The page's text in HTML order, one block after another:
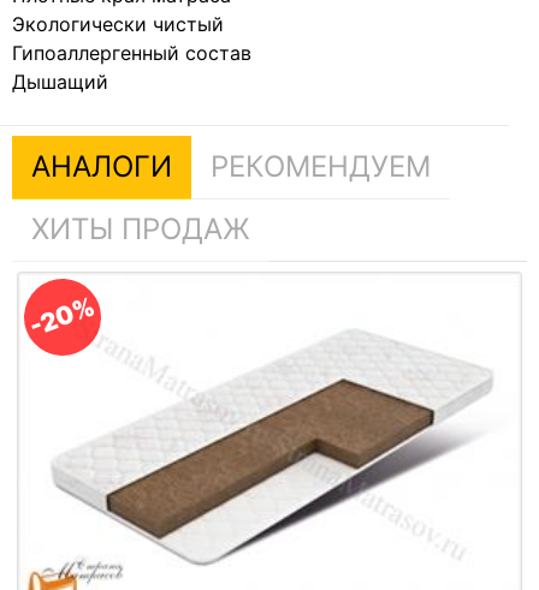
Экологически чистый
Гипоаллергенный состав
Дышащий
АНАЛОГИ
РЕКОМЕНДУЕМ
ХИТЫ ПРОДАЖ
-20%